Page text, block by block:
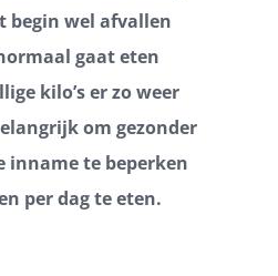
begin wel afvallen
gaat eten
kilo’s er zo weer
om gezonder
inname te beperken
per dag te eten.